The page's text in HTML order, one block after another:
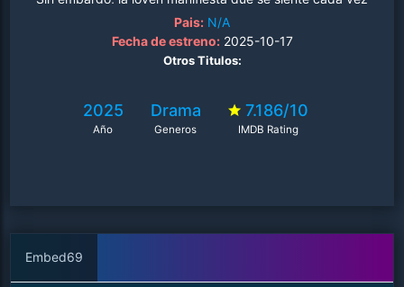
más cerca de Dios y que está dispuesta a abrazar la
vida de monja de clausura. La noticia pilla por sorpresa a
toda la familia provocando un abismo y una prueba de
Pais: N/A
Fecha de estreno:2025-10-17
Otros Titulos:
2025
Año
Drama
Generos
7.186/10
IMDB Rating
Embed69